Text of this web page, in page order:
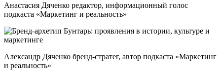
Анастасия Дяченко редактор, информационный голос
подкаста «Маркетинг и реальность»
Александр Дяченко бренд-стратег, автор подкаста «Маркетинг
и реальность»